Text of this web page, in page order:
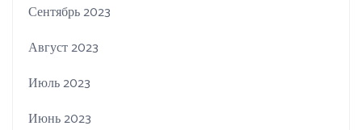
Сентябрь 2023
Август 2023
Июль 2023
Июнь 2023